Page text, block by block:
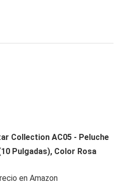
Collection AC05 - Peluche
Pulgadas), Color Rosa
en Amazon